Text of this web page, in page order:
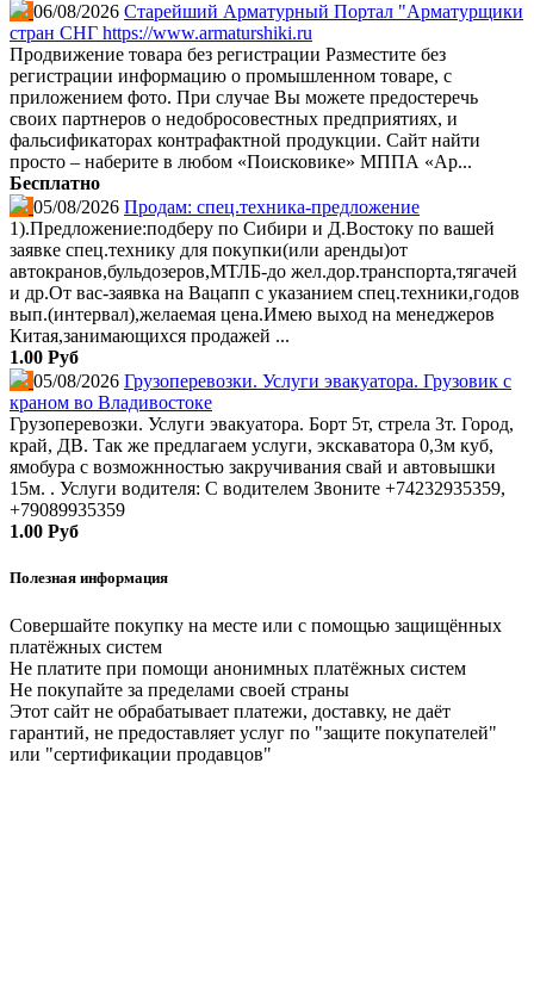
06/08/2026 Старейший Арматурный Портал "Арматурщики
стран СНГ https://www.armaturshiki.ru
Продвижение товара без регистрации Разместите без
регистрации информацию о промышленном товаре, с
приложением фото. При случае Вы можете предостеречь
своих партнеров о недобросовестных предприятиях, и
фальсификаторах контрафактной продукции. Сайт найти
просто – наберите в любом «Поисковике» МППА «Ар...
Бесплатно
05/08/2026 Продам: спец.техника-предложение
1).Предложение:подберу по Сибири и Д.Востоку по вашей
заявке спец.технику для покупки(или аренды)от
автокранов,бульдозеров,МТЛБ-до жел.дор.транспорта,тягачей
и др.От вас-заявка на Вацапп с указанием спец.техники,годов
вып.(интервал),желаемая цена.Имею выход на менеджеров
Китая,занимающихся продажей ...
1.00 Руб
05/08/2026 Грузоперевозки. Услуги эвакуатора. Грузовик с
краном во Владивостоке
Грузоперевозки. Услуги эвакуатора. Борт 5т, стрела 3т. Город,
край, ДВ. Так же предлагаем услуги, экскаватора 0,3м куб,
ямобура с возможнностью закручивания свай и автовышки
15м. . Услуги водителя: С водителем Звоните +74232935359,
+79089935359
1.00 Руб
Полезная информация
Совершайте покупку на месте или с помощью защищённых
платёжных систем
Не платите при помощи анонимных платёжных систем
Не покупайте за пределами своей страны
Этот сайт не обрабатывает платежи, доставку, не даёт
гарантий, не предоставляет услуг по "защите покупателей"
или "сертификации продавцов"